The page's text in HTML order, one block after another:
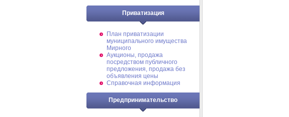
Приватизация
План приватизации
муниципального имущества
Мирного
Аукционы, продажа
посредством публичного
предложения, продажа без
объявления цены
Справочная информация
Предпринимательство